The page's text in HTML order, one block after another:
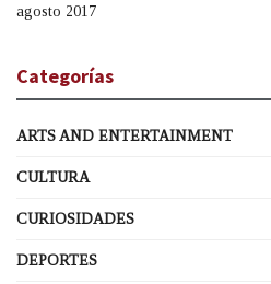
agosto 2017
Categorías
ARTS AND ENTERTAINMENT
CULTURA
CURIOSIDADES
DEPORTES